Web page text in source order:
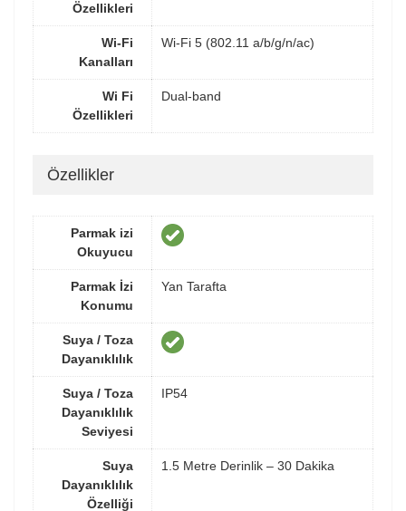
Özellikleri
Wi-Fi
Kanalları
Wi-Fi 5 (802.11 a/b/g/n/ac)
Wi Fi
Özellikleri
Dual-band
Özellikler
Parmak izi
Okuyucu
Parmak İzi
Konumu
Yan Tarafta
Suya / Toza
Dayanıklılık
Suya / Toza
Dayanıklılık
Seviyesi
IP54
Suya
Dayanıklılık
Özelliği
1.5 Metre Derinlik – 30 Dakika